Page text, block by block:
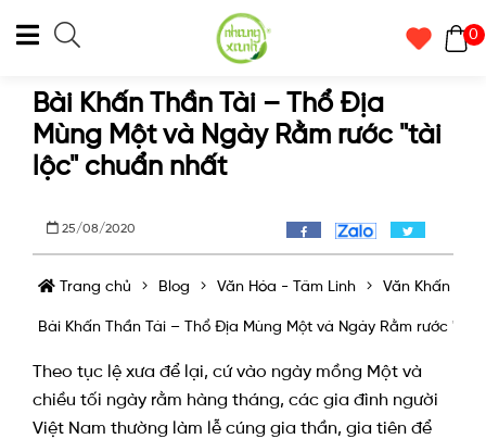
0
Bài Khấn Thần Tài – Thổ Địa
Mùng Một và Ngày Rằm rước "tài
lộc" chuẩn nhất
25/08/2020
Trang chủ Blog Văn Hóa - Tâm Linh Văn Khấn
Bài Khấn Thần Tài – Thổ Địa Mùng Một và Ngày Rằm rước "tài
Theo tục lệ xưa để lại, cứ vào ngày mồng Một và
chiều tối ngày rằm hàng tháng, các gia đình người
Việt Nam thường làm lễ cúng gia thần, gia tiên để